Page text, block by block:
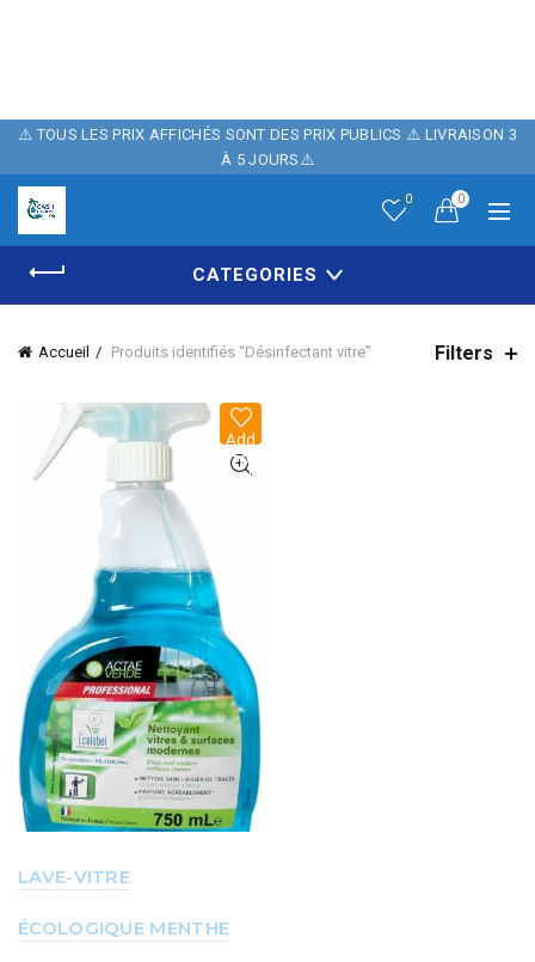
⚠️ TOUS LES PRIX AFFICHÉS SONT DES PRIX PUBLICS ⚠️ LIVRAISON 3
À 5 JOURS⚠️
0 0
CATEGORIES
Accueil Produits identifiés “Désinfectant vitre” Filters
Add
to
wish
LAVE-VITRE
ÉCOLOGIQUE MENTHE
10% DE REMISE
SUR NOTRE SITE
AVEC LE CODE